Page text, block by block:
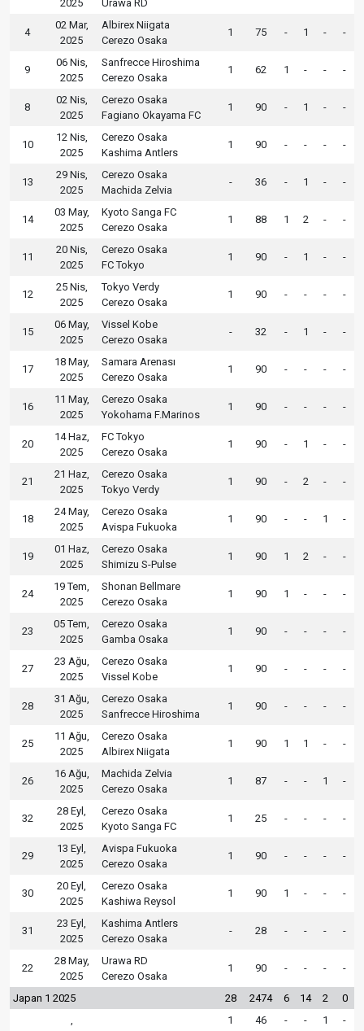
2025
Urawa RD
4
02 Mar,
2025
Albirex Niigata
Cerezo Osaka
1 75 - 1 - -
9
06 Nis,
2025
Sanfrecce Hiroshima
Cerezo Osaka
1 62 1 - - -
8
02 Nis,
2025
Cerezo Osaka
Fagiano Okayama FC
1 90 - 1 - -
10
12 Nis,
2025
Cerezo Osaka
Kashima Antlers
1 90 - - - -
13
29 Nis,
2025
Cerezo Osaka
Machida Zelvia
- 36 - 1 - -
14
03 May,
2025
Kyoto Sanga FC
Cerezo Osaka
1 88 1 2 - -
11
20 Nis,
2025
Cerezo Osaka
FC Tokyo
1 90 - 1 - -
12
25 Nis,
2025
Tokyo Verdy
Cerezo Osaka
1 90 - - - -
15
06 May,
2025
Vissel Kobe
Cerezo Osaka
- 32 - 1 - -
17
18 May,
2025
Samara Arenası
Cerezo Osaka
1 90 - - - -
16
11 May,
2025
Cerezo Osaka
Yokohama F.Marinos
1 90 - - - -
20
14 Haz,
2025
FC Tokyo
Cerezo Osaka
1 90 - 1 - -
21
21 Haz,
2025
Cerezo Osaka
Tokyo Verdy
1 90 - 2 - -
18
24 May,
2025
Cerezo Osaka
Avispa Fukuoka
1 90 - - 1 -
19
01 Haz,
2025
Cerezo Osaka
Shimizu S-Pulse
1 90 1 2 - -
24
19 Tem,
2025
Shonan Bellmare
Cerezo Osaka
1 90 1 - - -
23
05 Tem,
2025
Cerezo Osaka
Gamba Osaka
1 90 - - - -
27
23 Ağu,
2025
Cerezo Osaka
Vissel Kobe
1 90 - - - -
28
31 Ağu,
2025
Cerezo Osaka
Sanfrecce Hiroshima
1 90 - - - -
25
11 Ağu,
2025
Cerezo Osaka
Albirex Niigata
1 90 1 1 - -
26
16 Ağu,
2025
Machida Zelvia
Cerezo Osaka
1 87 - - 1 -
32
28 Eyl,
2025
Cerezo Osaka
Kyoto Sanga FC
1 25 - - - -
29
13 Eyl,
2025
Avispa Fukuoka
Cerezo Osaka
1 90 - - - -
30
20 Eyl,
2025
Cerezo Osaka
Kashiwa Reysol
1 90 1 - - -
31
23 Eyl,
2025
Kashima Antlers
Cerezo Osaka
- 28 - - - -
22
28 May,
2025
Urawa RD
Cerezo Osaka
1 90 - - - -
Japan 1 2025 28 2474 6 14 2
0
1 46 - - 1 -